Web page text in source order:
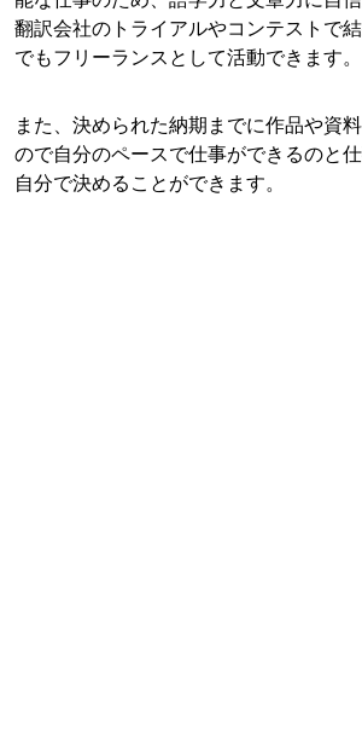
翻訳会社のトライアルやコンテストで
でもフリーランスとして活動できます。
また、決められた納期までに作品や資
ので自分のペースで仕事ができるのと
自分で決めることができます。